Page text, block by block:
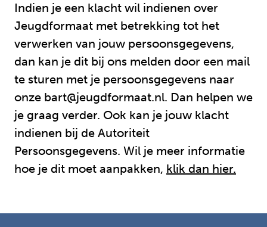
Indien je een klacht wil indienen over
Jeugdformaat met betrekking tot het
verwerken van jouw persoonsgegevens,
dan kan je dit bij ons melden door een mail
te sturen met je persoonsgegevens naar
onze bart@jeugdformaat.nl. Dan helpen we
je graag verder. Ook kan je jouw klacht
indienen bij de Autoriteit
Persoonsgegevens. Wil je meer informatie
hoe je dit moet aanpakken, klik dan hier.